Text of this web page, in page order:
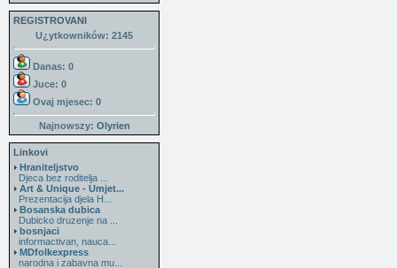
REGISTROVANI
U¿ytkowników: 2145
Danas: 0
Juce: 0
Ovaj mjesec: 0
Najnowszy: Olyrien
Linkovi
Hraniteljstvo
Djeca bez roditelja ...
Art & Unique - Umjet...
Prezentacija djela H...
Bosanska dubica
Dubicko druzenje na ...
bosnjaci
informactivan, nauca...
MDfolkexpress
narodna i zabavna mu...